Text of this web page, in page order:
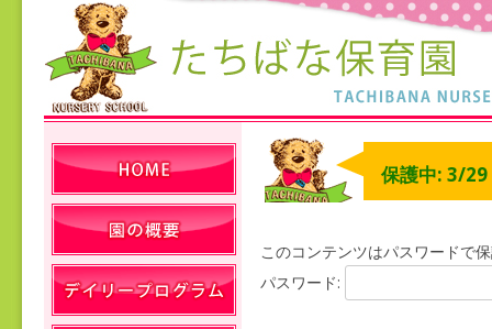
保護中: 3/29
このコンテンツはパスワードで
パスワード: